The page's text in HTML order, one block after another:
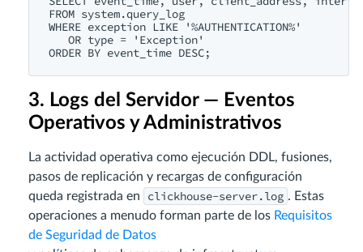
FROM system.query_log
WHERE exception LIKE '%AUTHENTICATION%'
   OR type = 'Exception'
3. Logs del Servidor — Eventos
Operativos y Administrativos
La actividad operativa como ejecución DDL, fusiones,
pasos de replicación y recargas de configuración
queda registrada en
clickhouse-server.log . Estas
operaciones a menudo forman parte de los Requisitos
de Seguridad de Datos